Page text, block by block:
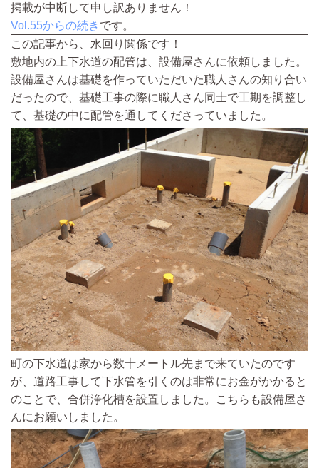
掲載が中断して申し訳ありません！
Vol.55からの続き です。
この記事から、水回り関係です！
敷地内の上下水道の配管は、設備屋さんに依頼しました。
設備屋さんは基礎を作っていただいた職人さんの知り合い
だったので、基礎工事の際に職人さん同士で工期を調整し
て、基礎の中に配管を通してくださっていました。
町の下水道は家から数十メートル先まで来ていたのです
が、道路工事して下水管を引くのは非常にお金がかかると
のことで、 合併浄化槽を設置 しました。
こちらも設備屋さ
んにお願いしました。